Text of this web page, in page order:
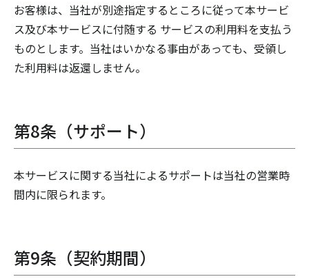
お客様は、当社が別途指定するところに従って本サービ
ス及び本サービスに付随する サービスの利用料を支払う
ものとします。当社はいかなる事由があっても、受領し
た利用料は返還しません。
第8条（サポート）
本サービスに関する当社によるサポートは当社の営業時
間内に限られます。
第9条（契約期間）